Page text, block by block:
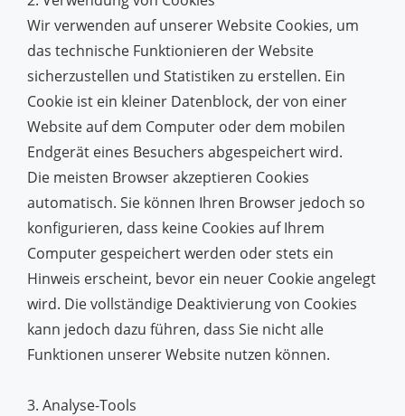
Wir verwenden auf unserer Website Cookies, um
das technische Funktionieren der Website
sicherzustellen und Statistiken zu erstellen. Ein
Cookie ist ein kleiner Datenblock, der von einer
Website auf dem Computer oder dem mobilen
Endgerät eines Besuchers abgespeichert wird.
Die meisten Browser akzeptieren Cookies
automatisch. Sie können Ihren Browser jedoch so
konfigurieren, dass keine Cookies auf Ihrem
Computer gespeichert werden oder stets ein
Hinweis erscheint, bevor ein neuer Cookie angelegt
wird. Die vollständige Deaktivierung von Cookies
kann jedoch dazu führen, dass Sie nicht alle
Funktionen unserer Website nutzen können.
3. Analyse-Tools